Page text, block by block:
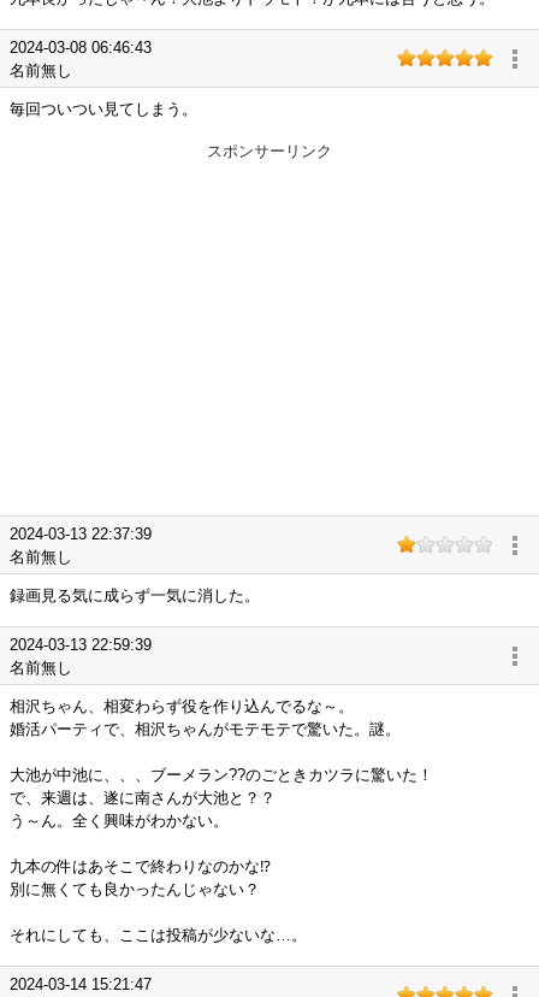
2024-03-08 06:46:43
名前無し
毎回ついつい見てしまう。
スポンサーリンク
2024-03-13 22:37:39
名前無し
録画見る気に成らず一気に消した。
2024-03-13 22:59:39
名前無し
相沢ちゃん、相変わらず役を作り込んでるな～。
婚活パーティで、相沢ちゃんがモテモテで驚いた。謎。
大池が中池に、、、ブーメラン??のごときカツラに驚いた！
で、来週は、遂に南さんが大池と？？
う～ん。全く興味がわかない。
九本の件はあそこで終わりなのかな⁉️
別に無くても良かったんじゃない？
それにしても、ここは投稿が少ないな…。
2024-03-14 15:21:47